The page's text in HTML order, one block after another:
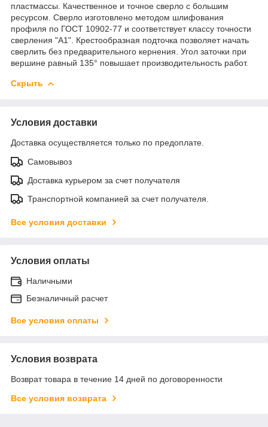
пластмассы. Качественное и точное сверло с большим
ресурсом. Сверло изготовлено методом шлифования
профиля по ГОСТ 10902-77 и соответствует классу точности
сверления "А1". Крестообразная подточка позволяет начать
сверлить без предварительного кернения. Угол заточки при
вершине равный 135° повышает производительность работ.
Скрыть
Условия доставки
Доставка осуществляется только по предоплате.
Самовывоз
Доставка курьером за счет получателя
Транспортной компанией за счет получателя.
Все условия доставки
Условия оплаты
Наличными
Безналичный расчет
Все условия оплаты
Условия возврата
Возврат товара в течение 14 дней по договоренности
Все условия возврата